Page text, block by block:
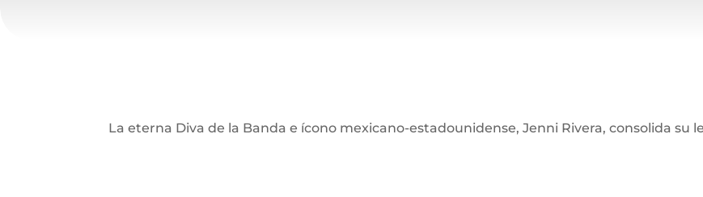
La eterna Diva de la Banda e ícono mexicano-estadounidense, Jenni Rivera, consolida su